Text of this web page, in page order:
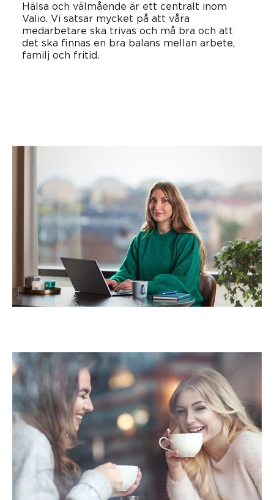
Hälsa och välmående är ett centralt inom
Valio. Vi satsar mycket på att våra
medarbetare ska trivas och må bra och att
det ska finnas en bra balans mellan arbete,
familj och fritid.